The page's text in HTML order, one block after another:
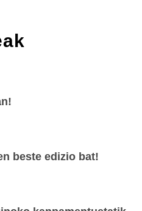
beste edizio bat!